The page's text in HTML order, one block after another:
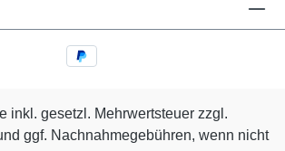
inkl. gesetzl. Mehrwertsteuer zzgl.
ggf. Nachnahmegebühren, wenn nicht